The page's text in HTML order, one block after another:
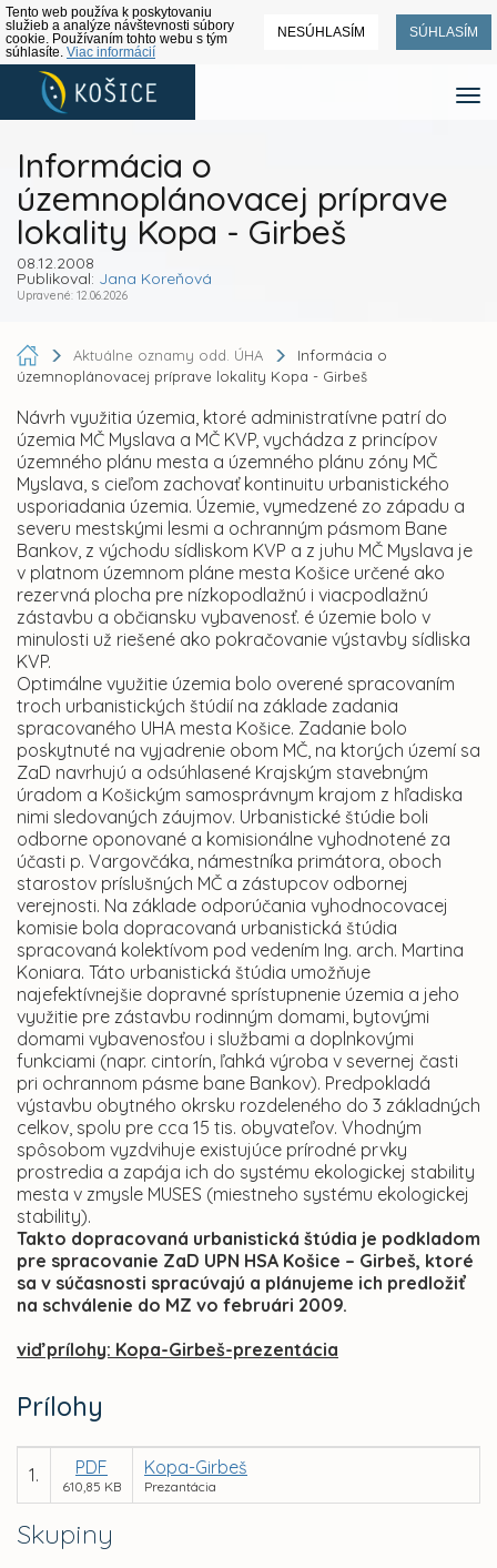
Tento web používa k poskytovaniu
služieb a analýze návštevnosti súbory
cookie. Používaním tohto webu s tým
súhlasíte. Viac informácií
NESÚHLASÍM SÚHLASÍM
Informácia o
územnoplánovacej príprave
lokality Kopa - Girbeš
08.12.2008
Publikoval: Jana Koreňová
Upravené: 12.06.2026
Skupiny
Aktuálne oznamy odd. ÚHA
Informácia o
územnoplánovacej príprave lokality Kopa - Girbeš
Návrh využitia územia, ktoré administratívne patrí do
územia MČ Myslava a MČ KVP, vychádza z princípov
územného plánu mesta a územného plánu zóny MČ
Myslava, s cieľom zachovať kontinuitu urbanistického
usporiadania územia. Územie, vymedzené zo západu a
severu mestskými lesmi a ochranným pásmom Bane
Bankov, z východu sídliskom KVP a z juhu MČ Myslava je
v platnom územnom pláne mesta Košice určené ako
rezervná plocha pre nízkopodlažnú i viacpodlažnú
zástavbu a občiansku vybavenosť. é územie bolo v
minulosti už riešené ako pokračovanie výstavby sídliska
KVP.
Optimálne využitie územia bolo overené spracovaním
troch urbanistických štúdií na základe zadania
spracovaného UHA mesta Košice. Zadanie bolo
poskytnuté na vyjadrenie obom MČ, na ktorých území sa
ZaD navrhujú a odsúhlasené Krajským stavebným
úradom a Košickým samosprávnym krajom z hľadiska
nimi sledovaných záujmov. Urbanistické štúdie boli
odborne oponované a komisionálne vyhodnotené za
účasti p. Vargovčáka, námestníka primátora, oboch
starostov príslušných MČ a zástupcov odbornej
verejnosti. Na základe odporúčania vyhodnocovacej
komisie bola dopracovaná urbanistická štúdia
spracovaná kolektívom pod vedením Ing. arch. Martina
Koniara. Táto urbanistická štúdia umožňuje
najefektívnejšie dopravné sprístupnenie územia a jeho
využitie pre zástavbu rodinným domami, bytovými
domami vybavenosťou i službami a doplnkovými
funkciami (napr. cintorín, ľahká výroba v severnej časti
pri ochrannom pásme bane Bankov). Predpokladá
výstavbu obytného okrsku rozdeleného do 3 základných
celkov, spolu pre cca 15 tis. obyvateľov. Vhodným
spôsobom vyzdvihuje existujúce prírodné prvky
prostredia a zapája ich do systému ekologickej stability
mesta v zmysle MUSES (miestneho systému ekologickej
stability).
Takto dopracovaná urbanistická štúdia je podkladom
pre spracovanie ZaD UPN HSA Košice – Girbeš, ktoré
sa v súčasnosti spracúvajú a plánujeme ich predložiť
na schválenie do MZ vo februári 2009.
viď prílohy: Kopa-Girbeš-prezentácia
Prílohy
1. PDF
610,85 KB
Kopa-Girbeš
Prezantácia